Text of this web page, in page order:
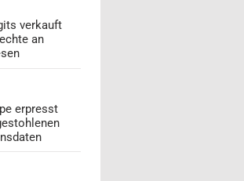
verkauft
an
erpresst